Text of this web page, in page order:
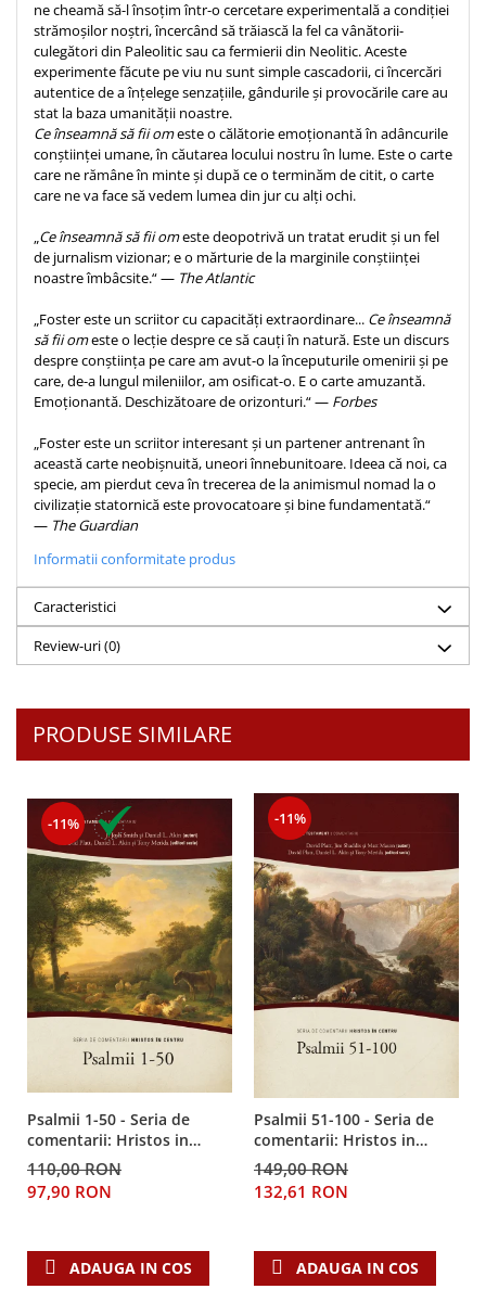
Sanatate
Teologie
A doua venire
Apologetica
Dogmatica
Istoria Bisericii
Misiune
Viata crestina
Contemporaneitate
Diverse
Lupta Spirituala
Schimbarea caracterului
Slujire
Suferinta
Viata din belsug
Viata de zi cu zi
Despre afaceri
Dezvoltare personala
Leadership
Mediu
Sanatate / nutritie
ne cheamă să-l însoțim într-o cercetare experimentală a condiției
strămoșilor noștri, încercând să trăiască la fel ca vânătorii-
culegători din Paleolitic sau ca fermierii din Neolitic. Aceste
experimente făcute pe viu nu sunt simple cascadorii, ci încercări
autentice de a înțelege senzațiile, gândurile și provocările care au
stat la baza umanității noastre.
Ce înseamnă să fii omeste o călătorie emoționantă în adâncurile
conștiinței umane, în căutarea locului nostru în lume. Este o carte
care ne rămâne în minte și după ce o terminăm de citit, o carte
care ne va face să vedem lumea din jur cu alți ochi.
„Ce înseamnă să fii omeste deopotrivă un tratat erudit și un fel
de jurnalism vizionar; e o mărturie de la marginile conștiinței
noastre îmbâcsite.“ — The Atlantic
„Foster este un scriitor cu capacități extraordinare... Ce înseamnă
să fii omeste o lecție despre ce să cauți în natură. Este un discurs
despre conștiința pe care am avut-o la începuturile omenirii și pe
care, de-a lungul mileniilor, am osificat-o. E o carte amuzantă.
Emoționantă. Deschizătoare de orizonturi.“ — Forbes
„Foster este un scriitor interesant și un partener antrenant în
această carte neobișnuită, uneori înnebunitoare. Ideea că noi, ca
specie, am pierdut ceva în trecerea de la animismul nomad la o
civilizație statornică este provocatoare și bine fundamentată.“
— The Guardian
Informatii conformitate produs
Caracteristici
Review-uri(0)
PRODUSE SIMILARE
-11%
Psalmii 1-50 - Seria de
comentarii: Hristos in
centru
110,00 RON
97,90 RON
ADAUGA IN COS
-11%
Psalmii 51-100 - Seria de
comentarii: Hristos in
centru
149,00 RON
132,61 RON
ADAUGA IN COS